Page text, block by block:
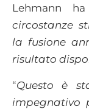
Lehmann
circostanze
la fusione
risultato
“Questo è
impegnativo